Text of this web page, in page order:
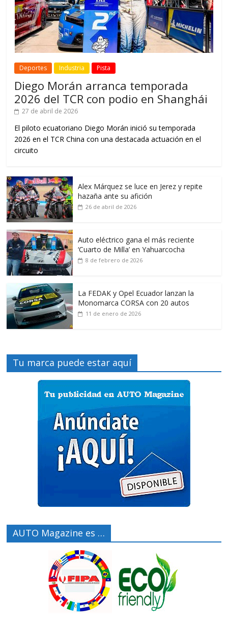
Deportes Industria Pista
Diego Morán arranca temporada
2026 del TCR con podio en Shanghái
27 de abril de 2026
El piloto ecuatoriano Diego Morán inició su temporada
2026 en el TCR China con una destacada actuación en el
circuito
Alex Márquez se luce en Jerez y repite
hazaña ante su afición
26 de abril de 2026
Auto eléctrico gana el más reciente
‘Cuarto de Milla’ en Yahuarcocha
8 de febrero de 2026
La FEDAK y Opel Ecuador lanzan la
Monomarca CORSA con 20 autos
11 de enero de 2026
Tu marca puede estar aquí
AUTO Magazine es …